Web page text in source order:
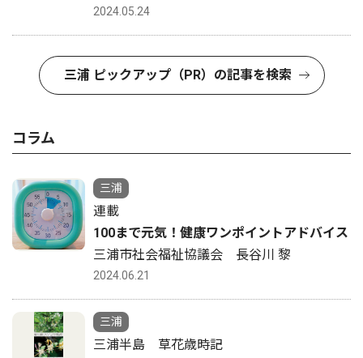
2024.05.24
三浦 ピックアップ（PR）の記事を検索
コラム
三浦
連載
100まで元気！健康ワンポイントアドバイス
三浦市社会福祉協議会 長谷川 黎
2024.06.21
三浦
三浦半島 草花歳時記